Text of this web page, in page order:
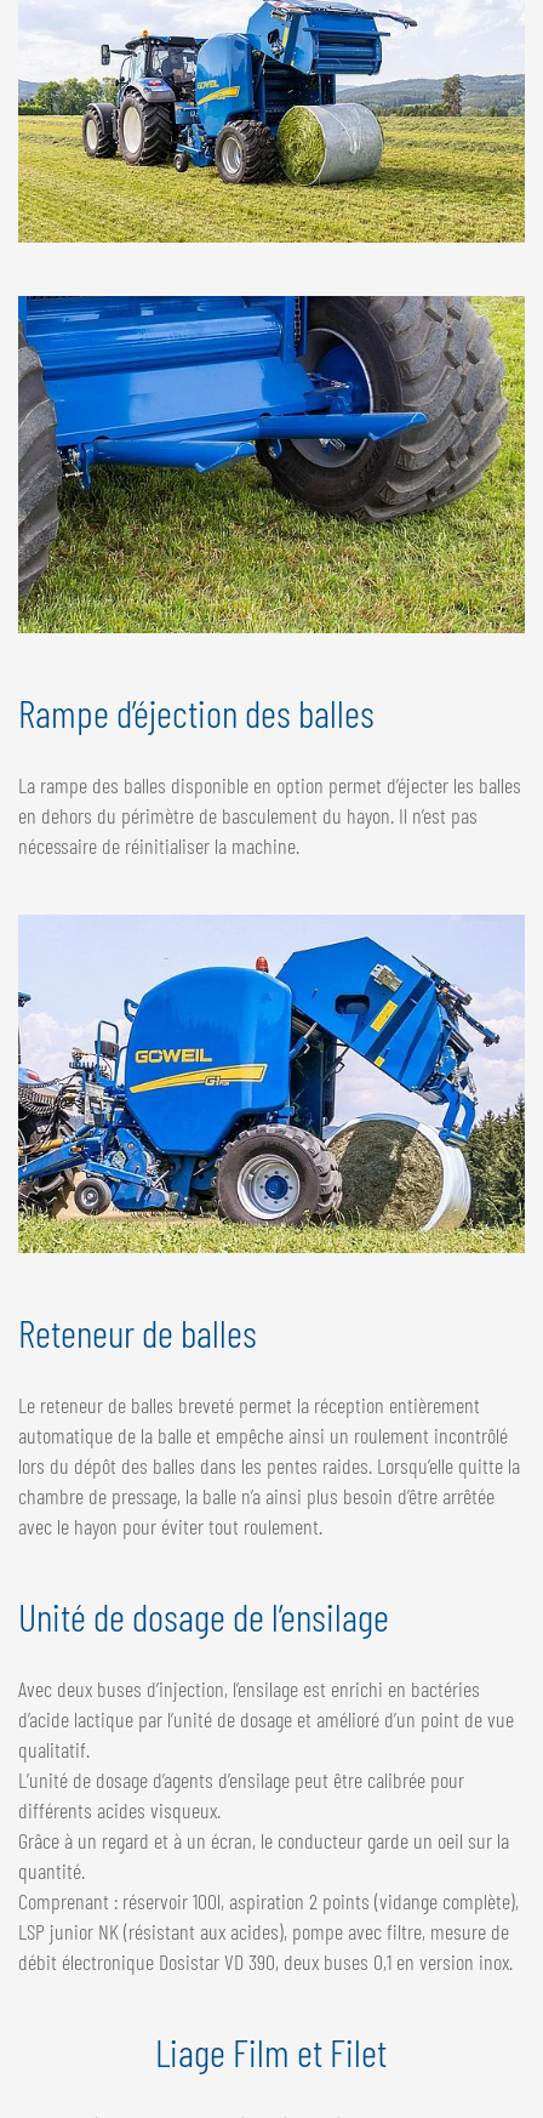
Rampe d’éjection des balles
La rampe des balles disponible en option permet d’éjecter les balles
en dehors du périmètre de basculement du hayon. Il n’est pas
nécessaire de réinitialiser la machine.
Reteneur de balles
Le reteneur de balles breveté permet la réception entièrement
automatique de la balle et empêche ainsi un roulement incontrôlé
lors du dépôt des balles dans les pentes raides. Lorsqu’elle quitte la
chambre de pressage, la balle n’a ainsi plus besoin d’être arrêtée
avec le hayon pour éviter tout roulement.
Unité de dosage de l’ensilage
Avec deux buses d’injection, l’ensilage est enrichi en bactéries
d’acide lactique par l’unité de dosage et amélioré d’un point de vue
qualitatif.
L’unité de dosage d’agents d’ensilage peut être calibrée pour
différents acides visqueux.
Grâce à un regard et à un écran, le conducteur garde un oeil sur la
quantité.
Comprenant : réservoir 100l, aspiration 2 points (vidange complète),
LSP junior NK (résistant aux acides), pompe avec filtre, mesure de
débit électronique Dosistar VD 390, deux buses 0,1 en version inox.
Liage Film et Filet